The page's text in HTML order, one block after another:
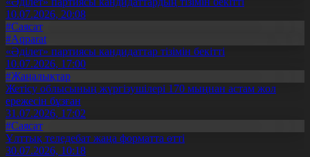
10.07.2026, 20:08
#Саясат
#Aqparat
«Әділет» партиясы кандидаттар тізімін бекітті
10.07.2026, 17:00
#Жаңалықтар
Жетісу облысының жүргізушілері 170 мыңнан астам жол
ережесін бұзған
31.07.2026, 17:02
#Саясат
Ұлттық теледебат жаңа форматта өтті
30.07.2026, 10:18